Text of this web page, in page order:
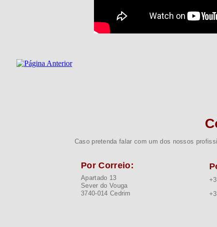
Caso pretenda falar com um dos nossos
Por Correio:
Apartado 13
Sever do Vouga
3740-014 Cedrim